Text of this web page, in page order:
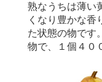
熟なうちは薄い
くなり豊かな香
た状態の物です
物で、１個４０